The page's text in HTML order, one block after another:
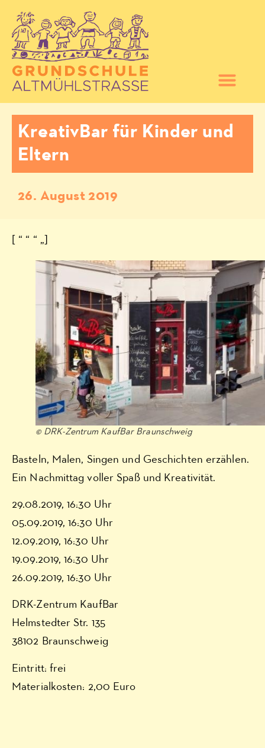
KreativBar für Kinder und
Eltern
26. August 2019
[ “ “ “ „]
© DRK-Zentrum KaufBar Braunschweig
Basteln, Malen, Singen und Geschichten erzählen.
Ein Nachmittag voller Spaß und Kreativität.
29.08.2019, 16:30 Uhr
05.09.2019, 16:30 Uhr
12.09.2019, 16:30 Uhr
19.09.2019, 16:30 Uhr
26.09.2019, 16:30 Uhr
DRK-Zentrum KaufBar
Helmstedter Str. 135
38102 Braunschweig
Eintritt: frei
Materialkosten: 2,00 Euro